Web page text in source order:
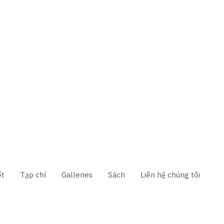
Tạp chí Galleries Sách Liên hệ chúng tôi